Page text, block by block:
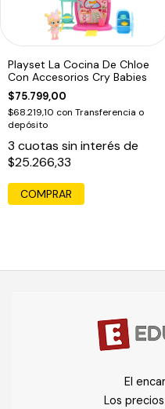
Playset La Cocina De Chloe
Con Accesorios Cry Babies
$75.799,00
$68.219,10 con Transferencia o
depósito
3 cuotas sin interés de
$25.266,33
COMPRAR
El
Los